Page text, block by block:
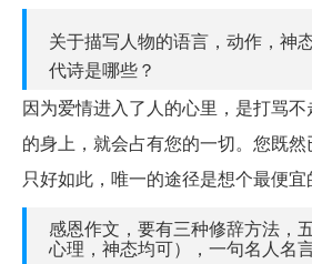
关于描写人物的语言，动作，神
代诗是哪些？
因为爱情进入了人的心里，是打骂
的身上，就会占有您的一切。您既
只好如此，唯一的途径是想个最便宜
感恩作文，要有三种修辞方法，
心理，神态均可），一句名人名